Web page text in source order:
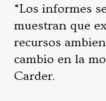
“Los informes
muestran que
recursos
cambio en la
Carder.